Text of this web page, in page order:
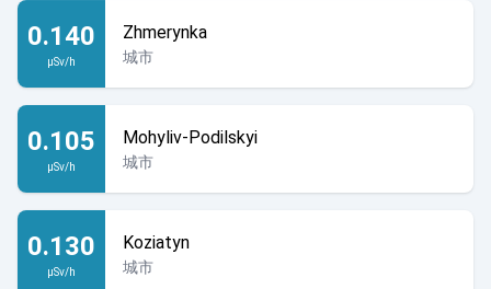
0.140
µSv/h
Zhmerynka
城市
0.105
µSv/h
Mohyliv-Podilskyi
城市
0.130
µSv/h
Koziatyn
城市